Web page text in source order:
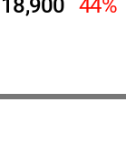
18,900 44%